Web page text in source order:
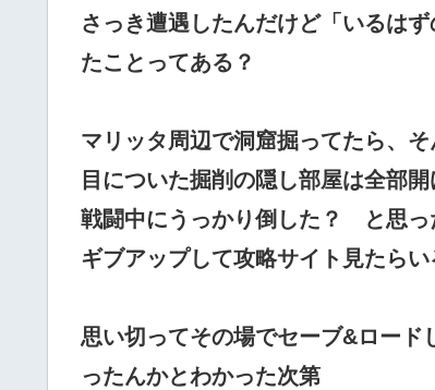
さっき遭遇したんだけど「いるは
たことってある？
マリッタ周辺で洞窟掘ってたら、
目についた掘削の隠し部屋は全部
戦闘中にうっかり倒した？ と思っ
ギブアップして攻略サイト見たら
思い切ってその場でセーブ&ロー
ったんかとわかった次第